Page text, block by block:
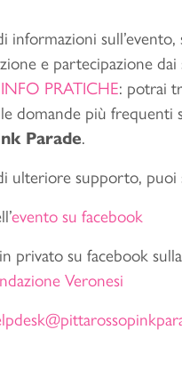
informazioni sull’evento,
e partecipazione
INFO PRATICHE: potrai
domande più frequenti
Parade.
ulteriore supporto, puoi
evento su facebook
privato su facebook sulla
Veronesi